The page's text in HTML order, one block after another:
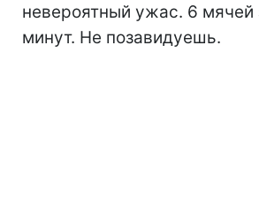
невероятный ужас. 6 мячей
минут. Не позавидуешь.